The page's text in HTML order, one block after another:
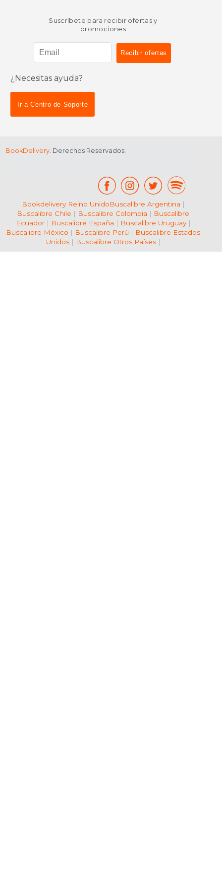
dcto.
$ 79.80
$ 39.90
Suscríbete para recibir ofertas y
promociones
¿Necesitas ayuda?
Ir a Centro de Soporte
BookDelivery. Derechos Reservados.
Bookdelivery Reino UnidoBuscalibre Argentina |
Buscalibre Chile | Buscalibre Colombia | Buscalibre
Ecuador| Buscalibre España | Buscalibre Uruguay|
Buscalibre México | Buscalibre Perú | Buscalibre Estados
Unidos| Buscalibre Otros Países|